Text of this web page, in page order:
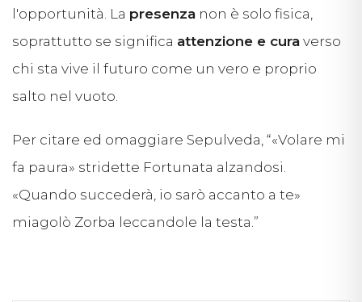
l'opportunità. La presenza non è solo fisica,
soprattutto se significa attenzione e cura verso
chi sta vive il futuro come un vero e proprio
salto nel vuoto.
Per citare ed omaggiare Sepulveda, “«Volare mi
fa paura» stridette Fortunata alzandosi.
«Quando succederà, io sarò accanto a te»
miagolò Zorba leccandole la testa.”